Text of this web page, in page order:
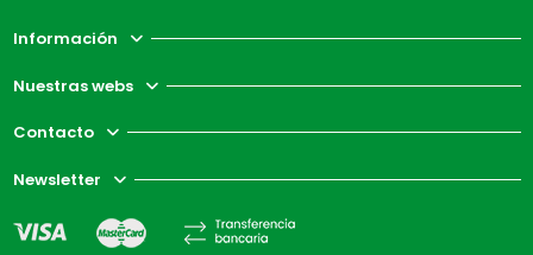
Información
Nuestras webs
Contacto
Newsletter